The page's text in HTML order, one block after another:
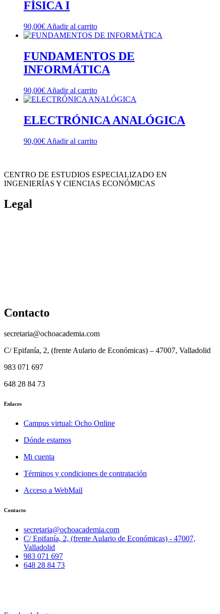
FÍSICA I
90,00€ Añadir al carrito
FUNDAMENTOS DE
INFORMÁTICA
90,00€ Añadir al carrito
ELECTRÓNICA ANALÓGICA
90,00€ Añadir al carrito
CENTRO DE ESTUDIOS ESPECIALIZADO EN
INGENIERÍAS Y CIENCIAS ECONÓMICAS
Legal
Contacto
secretaria@ochoacademia.com
C/ Epifanía, 2, (frente Aulario de Económicas) – 47007, Valladolid
983 071 697
648 28 84 73
Enlaces
Campus virtual: Ocho Online
Dónde estamos
Mi cuenta
Términos y condiciones de contratación
Acceso a WebMail
Contacto
secretaria@ochoacademia.com
C/ Epifanía, 2, (frente Aulario de Económicas) - 47007,
Valladolid
983 071 697
648 28 84 73